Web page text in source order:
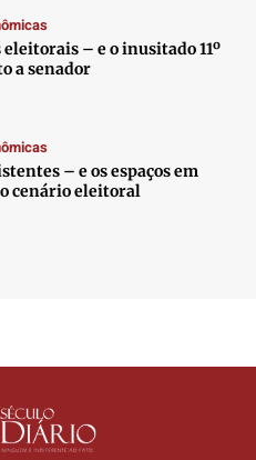
– e o inusitado 11º
a senador
– e os espaços em
cenário eleitoral